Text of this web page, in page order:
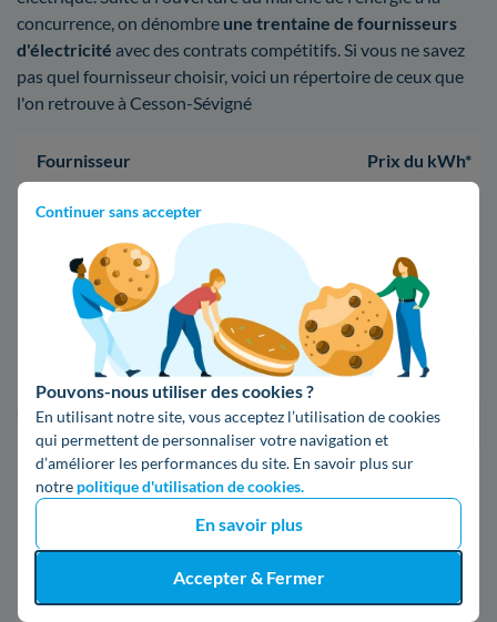
Continuer sans accepter
Pouvons-nous utiliser des cookies ?
En utilisant notre site, vous acceptez l’utilisation de cookies
qui permettent de personnaliser votre navigation et
d’améliorer les performances du site. En savoir plus sur
notre politique d'utilisation de cookies.
En savoir plus
Accepter & Fermer
concurrence, on dénombre une trentaine de fournisseurs
d'électricité avec des contrats compétitifs. Si vous ne savez
pas quel fournisseur choisir, voici un répertoire de ceux que
l'on retrouve à Cesson-Sévigné
Fournisseur Prix du kWh*
16,400000000000002 c€/kWh
17,83 c€/kWh
*Prix TTC pour un forfait base d’une puissance de 6 kVA
Infos / souscriptions
(appel non surtaxé)